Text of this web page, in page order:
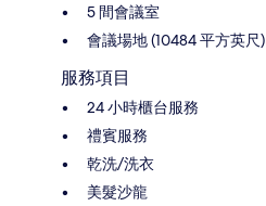
5 間會議室
會議場地 (10484 平方英尺)
服務項目
24 小時櫃台服務
禮賓服務
乾洗/洗衣
美髮沙龍